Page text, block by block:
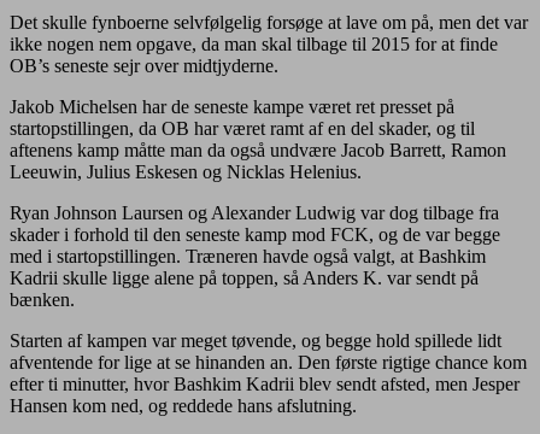
Det skulle fynboerne selvfølgelig forsøge at lave om på, men det var
ikke nogen nem opgave, da man skal tilbage til 2015 for at finde
OB’s seneste sejr over midtjyderne.
Jakob Michelsen har de seneste kampe været ret presset på
startopstillingen, da OB har været ramt af en del skader, og til
aftenens kamp måtte man da også undvære Jacob Barrett, Ramon
Leeuwin, Julius Eskesen og Nicklas Helenius.
Ryan Johnson Laursen og Alexander Ludwig var dog tilbage fra
skader i forhold til den seneste kamp mod FCK, og de var begge
med i startopstillingen. Træneren havde også valgt, at Bashkim
Kadrii skulle ligge alene på toppen, så Anders K. var sendt på
bænken.
Starten af kampen var meget tøvende, og begge hold spillede lidt
afventende for lige at se hinanden an. Den første rigtige chance kom
efter ti minutter, hvor Bashkim Kadrii blev sendt afsted, men Jesper
Hansen kom ned, og reddede hans afslutning.